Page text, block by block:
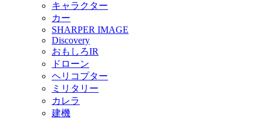
キャラクター
カー
SHARPER IMAGE
Discovery
おもしろIR
ドローン
ヘリコプター
ミリタリー
カレラ
建機